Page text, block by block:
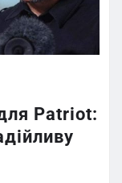
Patriot: